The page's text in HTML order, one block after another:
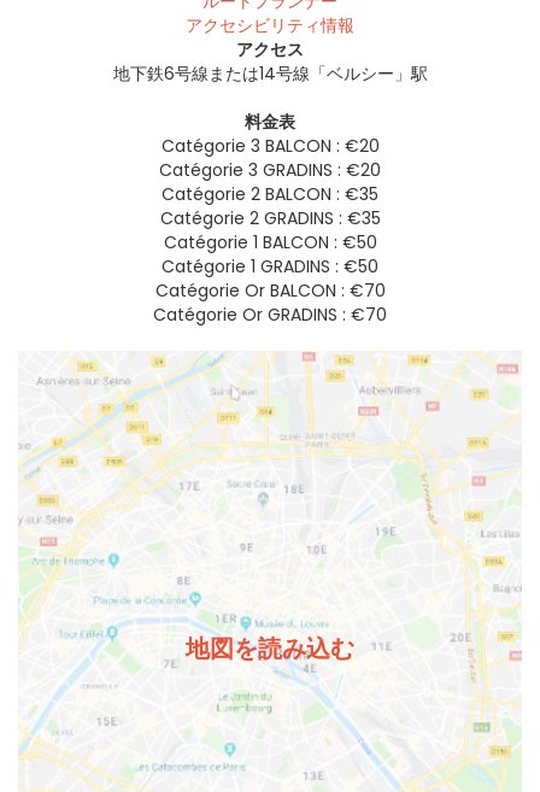
アクセシビリティ情報
アクセス
地下鉄6号線または14号線「ベルシー」駅
料金表
Catégorie 3 BALCON : €20
Catégorie 3 GRADINS : €20
Catégorie 2 BALCON : €35
Catégorie 2 GRADINS : €35
Catégorie 1 BALCON : €50
Catégorie 1 GRADINS : €50
Catégorie Or BALCON : €70
Catégorie Or GRADINS : €70
地図を読み込む